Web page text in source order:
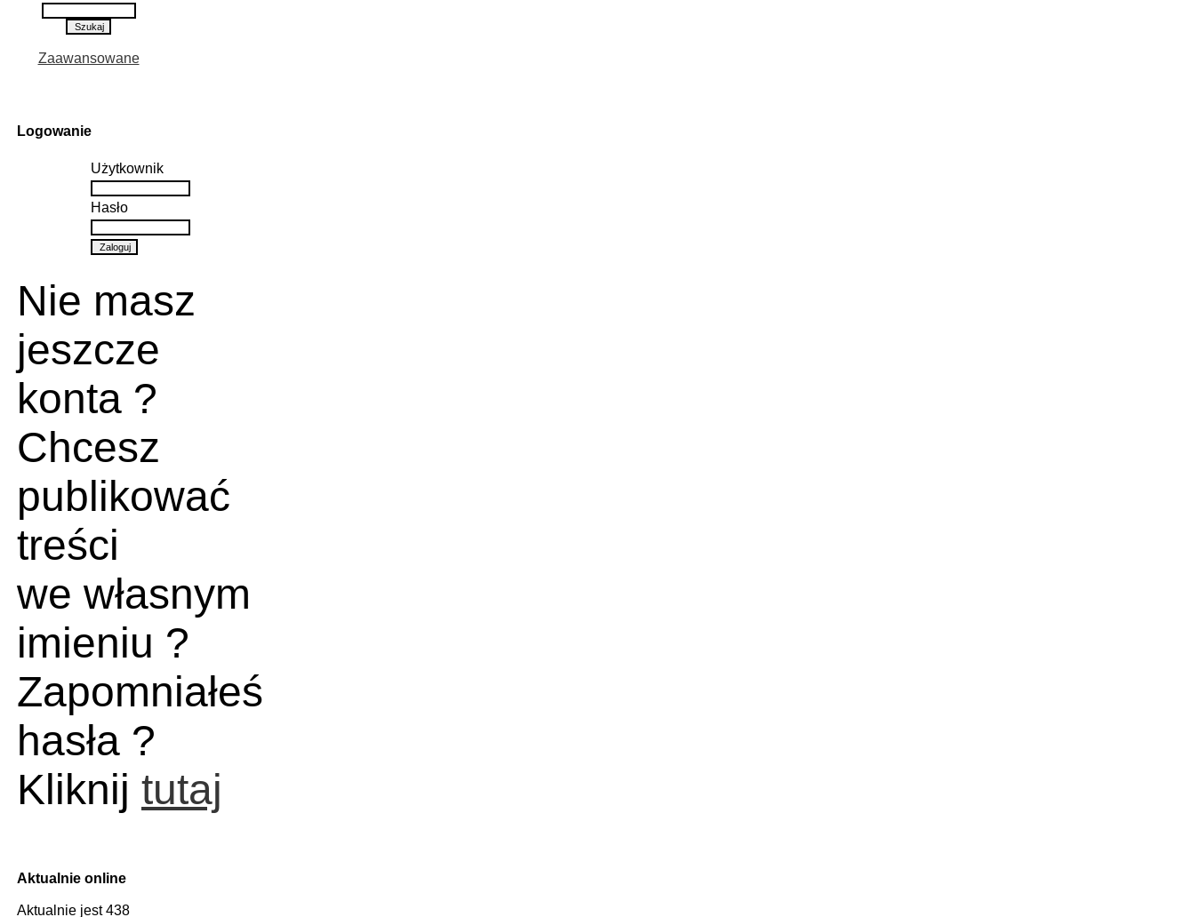
Zaawansowane
Logowanie
Użytkownik
Hasło
Nie masz
jeszcze
konta ?
Chcesz
publikować
treści
we własnym
imieniu ?
Zapomniałeś
hasła ?
Kliknij tutaj
Aktualnie online
Aktualnie jest 438